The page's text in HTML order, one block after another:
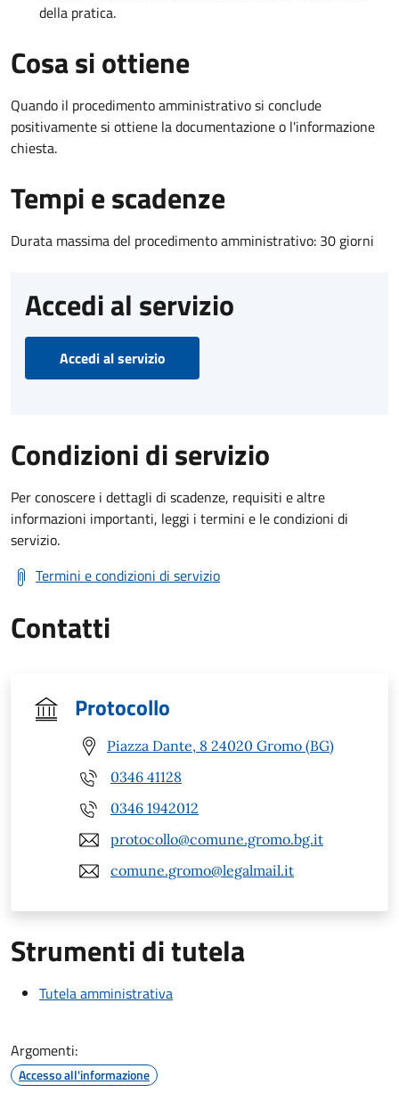
della pratica.
Cosa si ottiene
Quando il procedimento amministrativo si conclude
positivamente si ottiene la documentazione o l'informazione
chiesta.
Tempi e scadenze
Durata massima del procedimento amministrativo: 30 giorni
Accedi al servizio
Accedi al servizio
Condizioni di servizio
Per conoscere i dettagli di scadenze, requisiti e altre
informazioni importanti, leggi i termini e le condizioni di
servizio.
Termini e condizioni di servizio
Contatti
Protocollo
Piazza Dante, 8 24020 Gromo (BG)
0346 41128
0346 1942012
protocollo@comune.gromo.bg.it
comune.gromo@legalmail.it
Strumenti di tutela
Tutela amministrativa
Argomenti:
Accesso all'informazione